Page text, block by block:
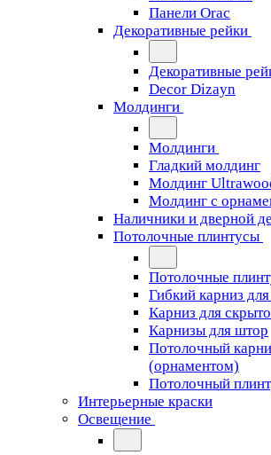
Панели Orac
Декоративные рейки
Декоративные
Decor Dizayn
Молдинги
Молдинги
Гладкий молдинг
Молдинг
Молдинг с
Наличники и дверной
Потолочные плинтусы
Потолочные
Гибкий карниз
Карниз для
Карнизы для штор
Потолочный
(орнаментом)
Потолочный
Интерьерные краски
Освещение